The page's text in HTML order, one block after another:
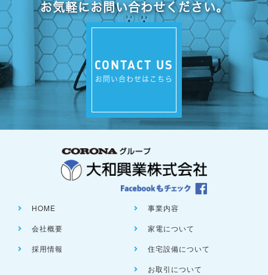
お気軽にお問い合わせください。
CONTACT US
お問い合わせはこちら
HOME
会社概要
採用情報
事業内容
家電について
住宅設備について
お取引について